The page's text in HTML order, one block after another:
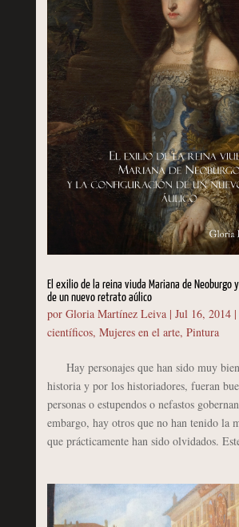
El exilio de la reina viuda Mariana de Neoburgo
de un nuevo retrato aúlico
por Gloria Martínez Leiva| Jul 16, 2014|
científicos, Mujeres en el arte, Pintura
Hay personajes que han sido muy
historia y por los historiadores, fueran
personas o estupendos o nefastos
embargo, hay otros que no han tenido la
que prácticamente han sido olvidados.